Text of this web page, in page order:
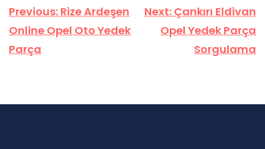
Yazı
gezinmesi
Previous: Rize Ardeşen
Online Opel Oto Yedek
Parça
Next: Çankırı Eldivan
Opel Yedek Parça
Sorgulama